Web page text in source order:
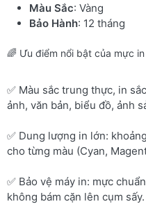
Màu Sắc: Vàng
Bảo Hành: 12 tháng
🌈 Ưu điểm nổi bật của mực
✅ Màu sắc trung thực, in
ảnh, văn bản, biểu đồ, ảnh
✅ Dung lượng in lớn:
cho từng màu (Cyan,
✅ Bảo vệ máy in: mực
không bám cặn lên cụm sấy.